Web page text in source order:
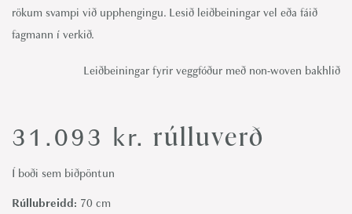
31.093 kr. rúlluverð
rökum svampi við upphengingu. Lesið leiðbeiningar vel eða fáið
fagmann í verkið.
Leiðbeiningar fyrir veggfóður með non-woven bakhlið
Í boði sem biðpöntun
Rúllubreidd: 70 cm